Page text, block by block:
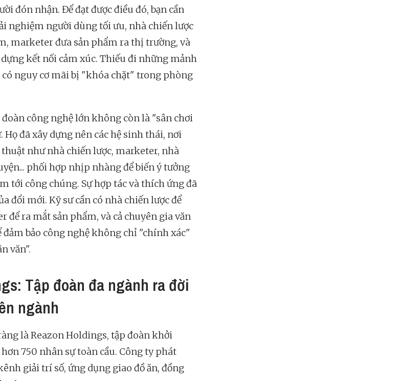
đón nhận. Để đạt được điều đó, bạn cần
nghiệm người dùng tối ưu, nhà chiến lược
marketer đưa sản phẩm ra thị trường, và
kết nối cảm xúc. Thiếu đi những mảnh
có nguy cơ mãi bị "khóa chặt" trong phòng
đoàn công nghệ lớn không còn là "sân chơi
Họ đã xây dựng nên các hệ sinh thái, nơi
như nhà chiến lược, marketer, nhà
phối hợp nhịp nhàng để biến ý tưởng
tới công chúng. Sự hợp tác và thích ứng đã
đổi mới. Kỹ sư cần có nhà chiến lược để
để ra mắt sản phẩm, và cả chuyên gia văn
đảm bảo công nghệ không chỉ "chính xác"
văn".
Tập đoàn đa ngành ra đời
ngành
là Reazon Holdings, tập đoàn khởi
750 nhân sự toàn cầu. Công ty phát
giải trí số, ứng dụng giao đồ ăn, đồng